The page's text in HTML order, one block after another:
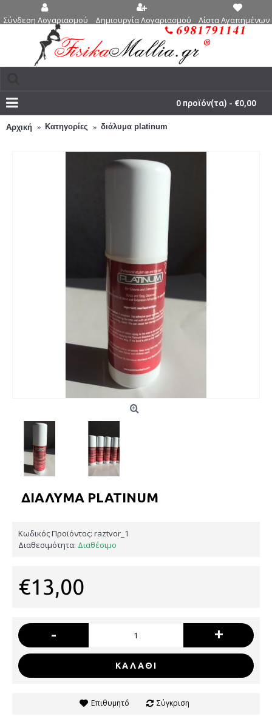
Σύνδεση Λογαριασμού Δημιουργία Λογαριασμού Λίστα Αγαπημένων
0 προϊόν(τα) - €0,00
Αρχική Κατηγορίες διάλυμα platinum
ΔΙΆΛΥΜΑ PLATINUM
Κωδικός Προϊόντος: raztvor_1
Διαθεσιμότητα: Διαθέσιμο
€13,00
- +
ΚΑΛΆΘΙ
Επιθυμητό Σύγκριση